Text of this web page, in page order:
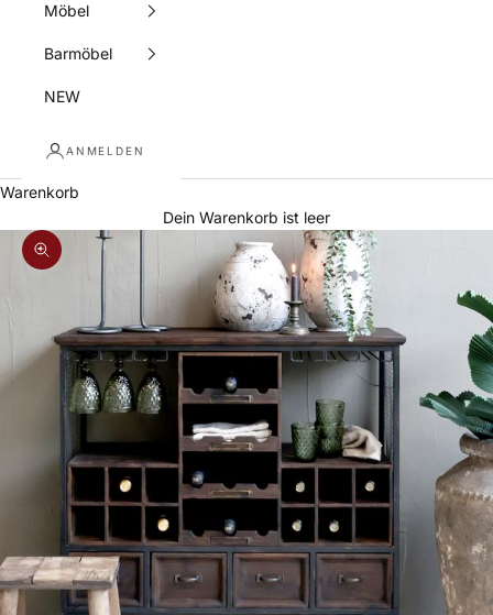
Möbel
Barmöbel
NEW
ANMELDEN
Warenkorb
Dein Warenkorb ist leer
Bild vergrößern